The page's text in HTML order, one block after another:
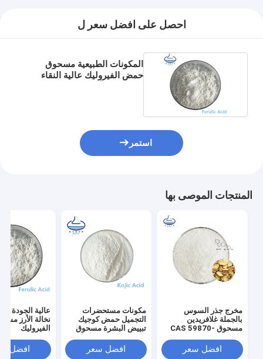
احصل على افضل سعر ل
المكونات الطبيعية مسحوق
حمض الفيروليك عالية النقاء
استمر
المنتجات الموصى بها
مخرج جذر السوس
بالجملة غلافريدين
مسحوق CAS 59870-
افضل سعر
مكونات مستحضرات
التجميل حمض كوجيك
تبييض البشرة مسحوق
افضل سعر
عالية الجودة
نخالة الأرز
الفيروليك
افضل